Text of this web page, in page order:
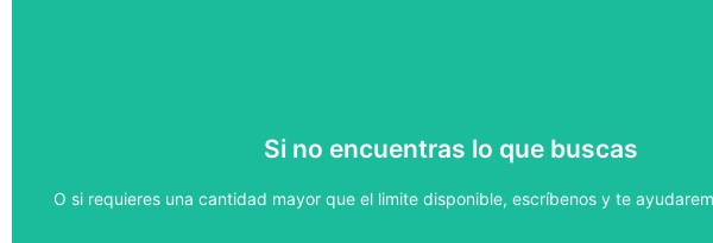
Si no encuentras lo que buscas
O si requieres una cantidad mayor que el limite disponible, escríbenos y te
Haz tu pedido